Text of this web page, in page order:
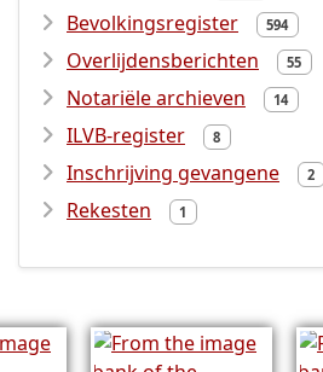
Bevolkingsregister 594
Overlijdensberichten 55
Notariële archieven 14
ILVB-register 8
Inschrijving gevangene 2
Rekesten 1